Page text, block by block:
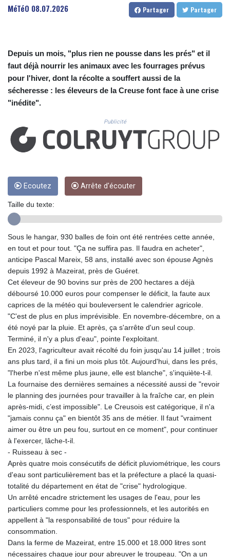
CUC 1.152127
CUP 30.531367
DKK 7.475686
DOP 67.260629
DZD 153.094981
EGP 57.25311
FJD 2.552999
FKP 0.855822
GBP 0.856474
GHS 13.567791
GIP 0.855822
GNF 10136.986094
GYD 241.487115
HKD 9.038495
HNL 30.937889
HRK 7.53374
HTG 150.917301
HUF 365.417829
IDR 20663.399096
ILS 3.465254
IMP 0.855822
INR 109.88556
IQD 1512.132406
IRR
1584001.909458
ISK 142.401223
JEP 0.855822
JMD 182.968915
JOD 0.81682
JPY 182.476764
KHR 4682.906821
KMF 491.958449
KRW 1636.527559
KWD 0.356756
KYD 0.961952
KZT 540.905481
LBP
MéTéO 08.07.2026 Partager Partager
Depuis un mois, "plus rien ne pousse dans les prés" et il
faut déjà nourrir les animaux avec les fourrages prévus
pour l'hiver, dont la récolte a souffert aussi de la
sécheresse : les éleveurs de la Creuse font face à une crise
"inédite".
Publicité
Ecoutez Arrête d'écouter
Taille du texte:
Sous le hangar, 930 balles de foin ont été rentrées cette année,
en tout et pour tout. "Ça ne suffira pas. Il faudra en acheter",
anticipe Pascal Mareix, 58 ans, installé avec son épouse Agnès
depuis 1992 à Mazeirat, près de Guéret.
Cet éleveur de 90 bovins sur près de 200 hectares a déjà
déboursé 10.000 euros pour compenser le déficit, la faute aux
caprices de la météo qui bouleversent le calendrier agricole.
"C'est de plus en plus imprévisible. En novembre-décembre, on a
été noyé par la pluie. Et après, ça s'arrête d'un seul coup.
Terminé, il n'y a plus d'eau", pointe l'exploitant.
En 2023, l'agriculteur avait récolté du foin jusqu'au 14 juillet ; trois
ans plus tard, il a fini un mois plus tôt. Aujourd'hui, dans les prés,
"l'herbe n'est même plus jaune, elle est blanche", s'inquiète-t-il.
La fournaise des dernières semaines a nécessité aussi de "revoir
le planning des journées pour travailler à la fraîche car, en plein
après-midi, c’est impossible". Le Creusois est catégorique, il n'a
"jamais connu ça" en bientôt 35 ans de métier. Il faut "vraiment
aimer ou être un peu fou, surtout en ce moment", pour continuer
à l'exercer, lâche-t-il.
- Ruisseau à sec -
Après quatre mois consécutifs de déficit pluviométrique, les cours
d'eau sont particulièrement bas et la préfecture a placé la quasi-
totalité du département en état de "crise" hydrologique.
Un arrêté encadre strictement les usages de l'eau, pour les
particuliers comme pour les professionnels, et les autorités en
appellent à "la responsabilité de tous" pour réduire la
consommation.
Dans la ferme de Mazeirat, entre 15.000 et 18.000 litres sont
nécessaires chaque jour pour abreuver le troupeau. "On a un